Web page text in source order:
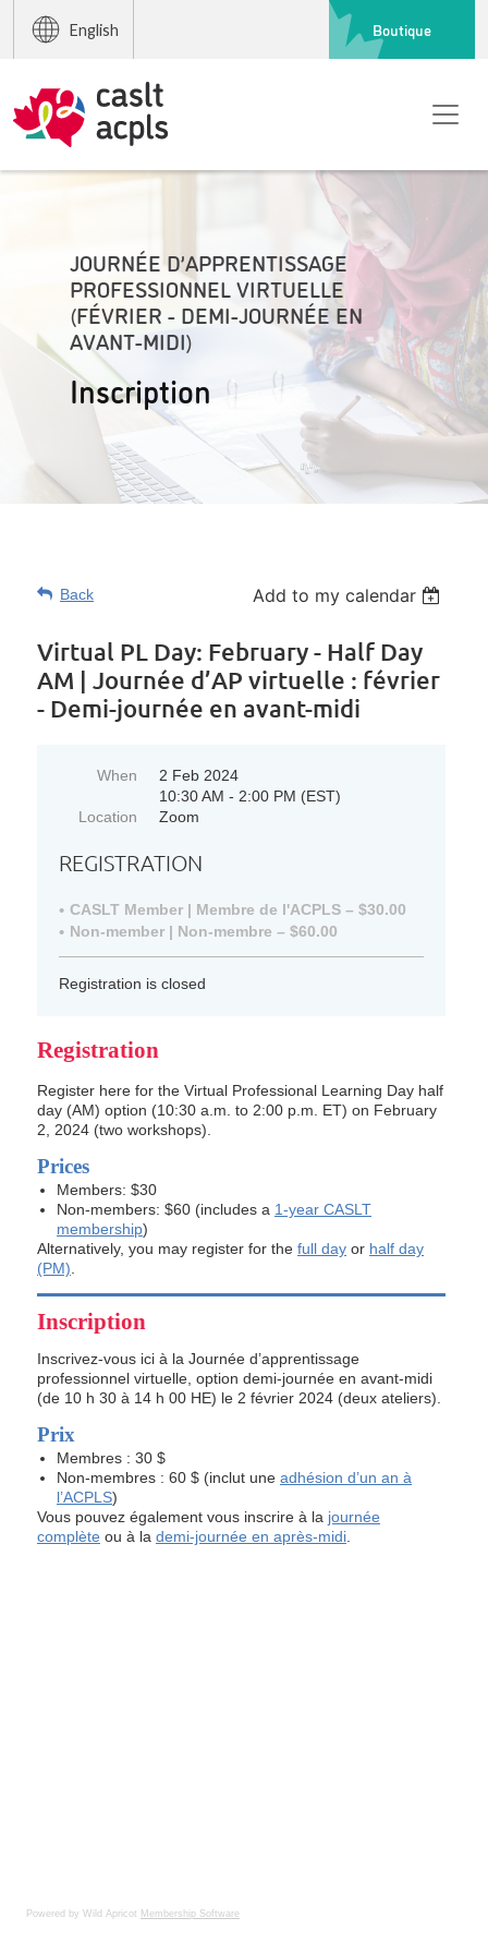
English Boutique
JOURNÉE D’APPRENTISSAGE
PROFESSIONNEL VIRTUELLE
(FÉVRIER - DEMI-JOURNÉE EN
AVANT-MIDI)
Inscription
Powered by Wild Apricot Membership Software